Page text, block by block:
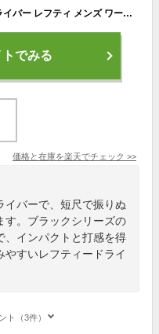
左利き ゴルフクラブ ゴルフ クラブ ドライバー レフティ メンズ ワークスゴルフ 44インチ 短尺 ルール適合 マキシマックス ブラックシリーズII ワークテック飛匠シャフト仕様 9.5度 / 10.5度 R / SR / S
でみる
価格と在庫を楽天でチェック >>
イバーで、短尺で振りぬ
す。ブラックシリーズの
、インパクトと打感を得
やすいレフティードライ
ト（3件）